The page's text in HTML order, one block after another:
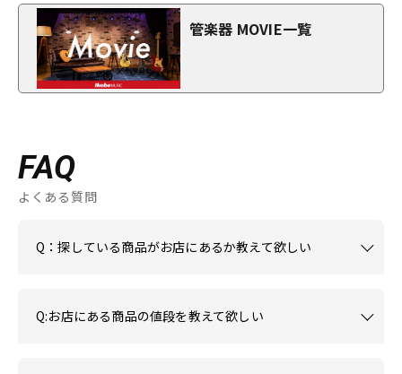
管楽器 MOVIE一覧
FAQ
よくある質問
Q：探している商品がお店にあるか教えて欲しい
Q:お店にある商品の値段を教えて欲しい